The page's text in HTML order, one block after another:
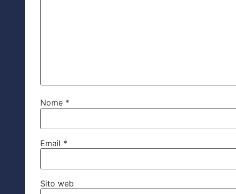
Nome *
Email *
Sito web